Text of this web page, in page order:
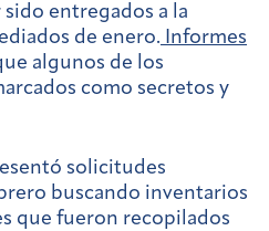
entregados a la
de enero. Informes
algunos de los
como secretos y
solicitudes
buscando inventarios
que fueron recopilados